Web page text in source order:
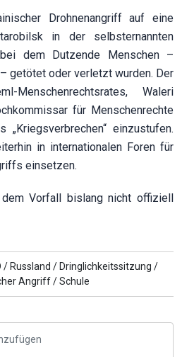
Drohnenangriff auf eine
in der selbsternannten
dem Dutzende Menschen –
getötet oder verletzt wurden. Der
Menschenrechtsrates, Waleri
für Menschenrechte
einzustufen.
in internationalen Foren für
einsetzen.
Vorfall bislang nicht offiziell
/ Russland / Dringlichkeitssitzung /
Angriff /Schule